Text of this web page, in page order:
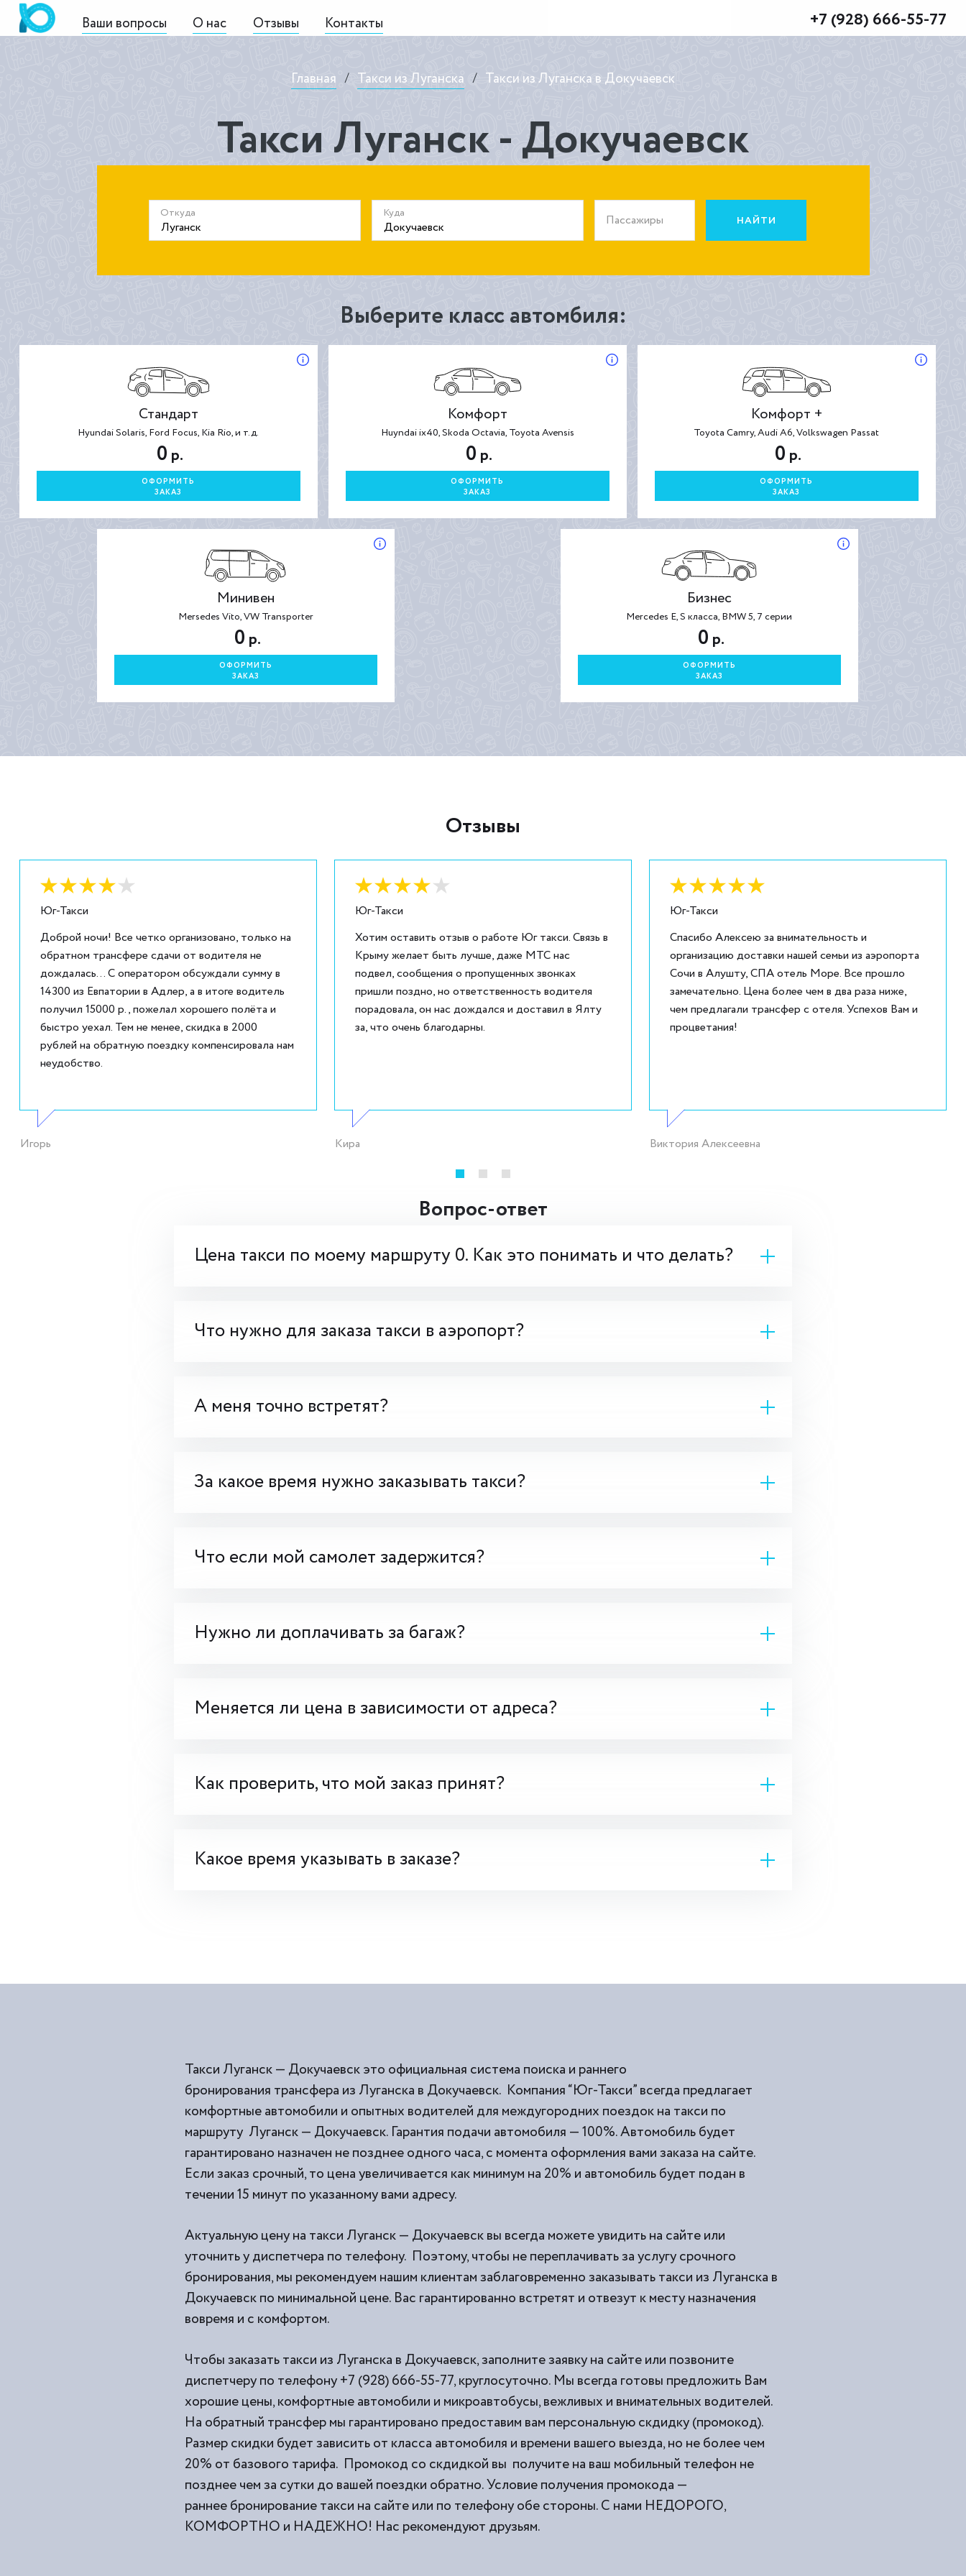
Ваши вопросы О нас Отзывы Контакты +7 (928) 666-55-77
Главная / Такси из Луганска / Такси из Луганска в Докучаевск
Такси Луганск - Докучаевск
Откуда Куда Пассажиры НАЙТИ
Выберите класс автомбиля:
Стандарт
Hyundai Solaris, Ford Focus, Kia Rio, и т.д.
0 р.
ОФОРМИТЬ
ЗАКАЗ
Комфорт
Huyndai ix40, Skoda Octavia, Toyota Avensis
0 р.
ОФОРМИТЬ
ЗАКАЗ
Комфорт +
Toyota Camry, Audi A6, Volkswagen Passat
0 р.
ОФОРМИТЬ
ЗАКАЗ
Минивен
Mersedes Vito, VW Transporter
0 р.
ОФОРМИТЬ
ЗАКАЗ
Бизнес
Mercedes E, S класса, BMW 5, 7 серии
0 р.
ОФОРМИТЬ
ЗАКАЗ
Отзывы
Юг-Такси
Доброй ночи! Все четко организовано, только на
обратном трансфере сдачи от водителя не
дождалась... С оператором обсуждали сумму в
14300 из Евпатории в Адлер, а в итоге водитель
получил 15000 р., пожелал хорошего полёта и
быстро уехал. Тем не менее, скидка в 2000
рублей на обратную поездку компенсировала нам
неудобство.
Игорь
Юг-Такси
Хотим оставить отзыв о работе Юг такси. Связь в
Крыму желает быть лучше, даже МТС нас
подвел, сообщения о пропущенных звонках
пришли поздно, но ответственность водителя
порадовала, он нас дождался и доставил в Ялту
за, что очень благодарны.
Кира
Юг-Такси
Спасибо Алексею за внимательность и
организацию доставки нашей семьи из аэропорта
Сочи в Алушту, СПА отель Море. Все прошло
замечательно. Цена более чем в два раза ниже,
чем предлагали трансфер с отеля. Успехов Вам и
процветания!
Виктория Алексеевна
Вопрос-ответ
Цена такси по моему маршруту 0. Как это понимать и что делать?
Что нужно для заказа такси в аэропорт?
А меня точно встретят?
За какое время нужно заказывать такси?
Что если мой самолет задержится?
Нужно ли доплачивать за багаж?
Меняется ли цена в зависимости от адреса?
Как проверить, что мой заказ принят?
Какое время указывать в заказе?
Такси Луганск — Докучаевск это официальная система поиска и раннего
бронирования трансфера из Луганска в Докучаевск. Компания “Юг-Такси” всегда предлагает
комфортные автомобили и опытных водителей для междугородних поездок на такси по
маршруту Луганск — Докучаевск. Гарантия подачи автомобиля — 100%. Автомобиль будет
гарантировано назначен не позднее одного часа, с момента оформления вами заказа на сайте.
Если заказ срочный, то цена увеличивается как минимум на 20% и автомобиль будет подан в
течении 15 минут по указанному вами адресу.
Актуальную цену на такси Луганск — Докучаевск вы всегда можете увидить на сайте или
уточнить у диспетчера по телефону. Поэтому, чтобы не переплачивать за услугу срочного
бронирования, мы рекомендуем нашим клиентам заблаговременно заказывать такси из Луганска в
Докучаевск по минимальной цене. Вас гарантированно встретят и отвезут к месту назначения
вовремя и с комфортом.
Чтобы заказать такси из Луганска в Докучаевск, заполните заявку на сайте или позвоните
диспетчеру по телефону +7 (928) 666-55-77, круглосуточно. Мы всегда готовы предложить Вам
хорошие цены, комфортные автомобили и микроавтобусы, вежливых и внимательных водителей.
На обратный трансфер мы гарантировано предоставим вам персональную скдидку (промокод).
Размер скидки будет зависить от класса автомобиля и времени вашего выезда, но не более чем
20% от базового тарифа. Промокод со скдидкой вы получите на ваш мобильный телефон не
позднее чем за сутки до вашей поездки обратно. Условие получения промокода —
раннее бронирование такси на сайте или по телефону обе стороны. С нами НЕДОРОГО,
КОМФОРТНО и НАДЕЖНО! Нас рекомендуют друзьям.